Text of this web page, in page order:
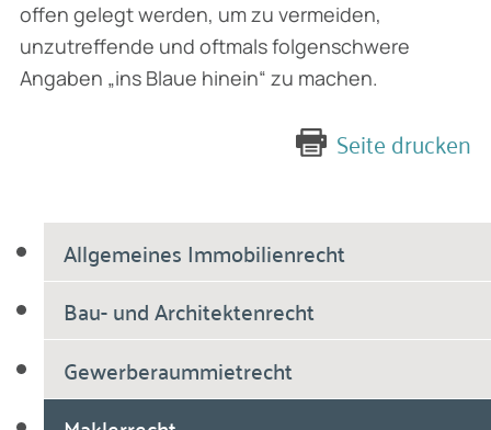
Allgemeines Immobilienrecht
Bau- und Architektenrecht
Gewerberaummietrecht
offen gelegt werden, um zu vermeiden,
unzutreffende und oftmals folgenschwere
Angaben „ins Blaue hinein“ zu machen.
Seite drucken